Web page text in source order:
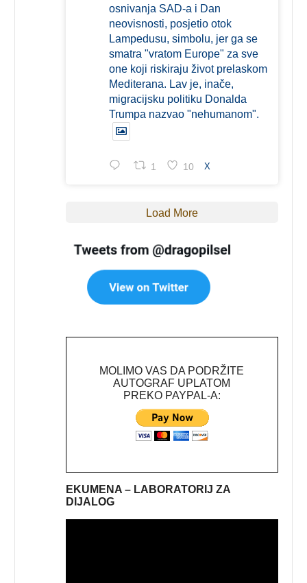
osnivanja SAD-a i Dan
neovisnosti, posjetio otok
Lampedusu, simbolu, jer ga se
smatra "vratom Europe" za sve
one koji riskiraju život prelaskom
Mediterana. Lav je, inače,
migracijsku politiku Donalda
Trumpa nazvao "nehumanom".
1 10 X
Load More
MOLIMO VAS DA PODRŽITE
AUTOGRAF UPLATOM
PREKO PAYPAL-A:
EKUMENA – LABORATORIJ ZA
DIJALOG